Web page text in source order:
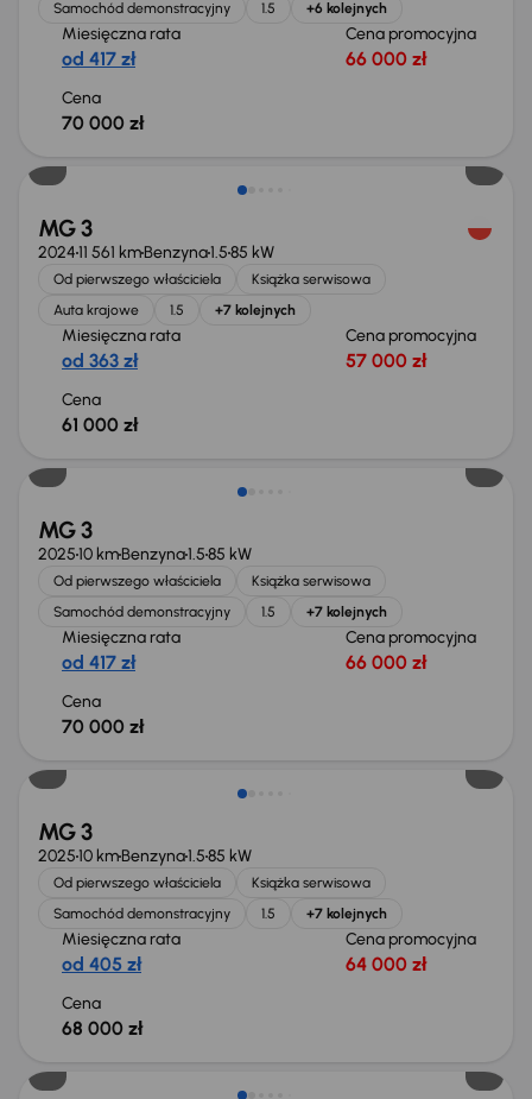
Samochód demonstracyjny
1.5 +6 kolejnych
Miesięczna rata
od 417 zł
Cena promocyjna
66 000 zł
Cena
70 000 zł
MG 3
202411 561 kmBenzyna1.585 kW
Od pierwszego właściciela
Książka serwisowa
Auta krajowe
1.5 +7 kolejnych
Miesięczna rata
od 363 zł
Cena promocyjna
57 000 zł
Cena
61 000 zł
Od nowego taniej o 8 965 zł
MG 3
202510 kmBenzyna1.585 kW
Od pierwszego właściciela
Książka serwisowa
Samochód demonstracyjny
1.5 +7 kolejnych
Miesięczna rata
od 417 zł
Cena promocyjna
66 000 zł
Cena
70 000 zł
MG 3
202510 kmBenzyna1.585 kW
Od pierwszego właściciela
Książka serwisowa
Samochód demonstracyjny
1.5 +7 kolejnych
Miesięczna rata
od 405 zł
Cena promocyjna
64 000 zł
Cena
68 000 zł
Od nowego taniej o 11 137 zł